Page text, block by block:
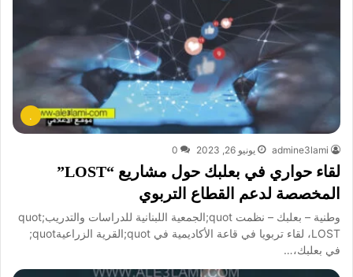
.
admine3lami يونيو 26, 2023 0
لقاء حواري في بعلبك حول مشاريع “LOST”
المخصصة لدعم القطاع التربوي
وطنية – بعلبك – نظمت quot;الجمعية اللبنانية للدراسات والتدريبquot;
LOST، لقاء تربويا في قاعة الأكاديمية في quot;القرية الزراعيةquot;
في بعلبك،…